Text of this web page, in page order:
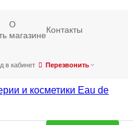
О
магазине
Контакты
в кабинет Перезвонить